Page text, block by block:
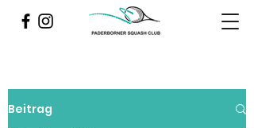
Beitrag